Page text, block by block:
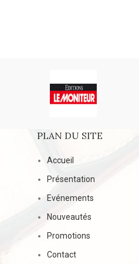
PLAN DU SITE
Accueil
Présentation
Evénements
Nouveautés
Promotions
Contact